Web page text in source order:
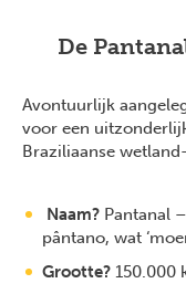
De
Avontuurlijk
voor een
Braziliaanse
Naam? Pantanal
pântano, wat
Grootte? 150.000